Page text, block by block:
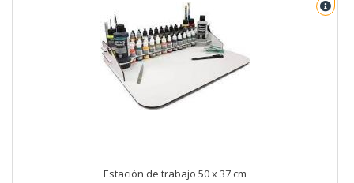
Estación de trabajo 50 x 37 cm